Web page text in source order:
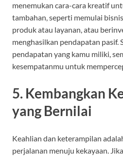
menemukan cara-cara kreatif
tambahan, seperti memulai
produk atau layanan, atau
menghasilkan pendapatan pasif.
pendapatan yang kamu miliki,
kesempatanmu untuk
5. Kembangkan
yang Bernilai
Keahlian dan keterampilan
perjalanan menuju kekayaan.